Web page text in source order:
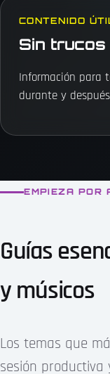
CONTENIDO
Sin trucos
Información para
durante y
EMPIEZA POR
Guías
y músicos
Los temas que
sesión productiva